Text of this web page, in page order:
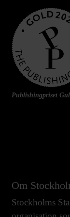
Publishingpriset
Om
Stockholms